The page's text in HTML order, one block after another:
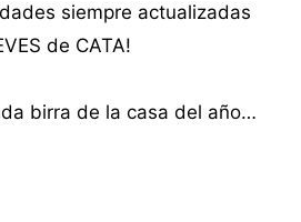
siempre actualizadas
de CATA!
birra de la casa del año…